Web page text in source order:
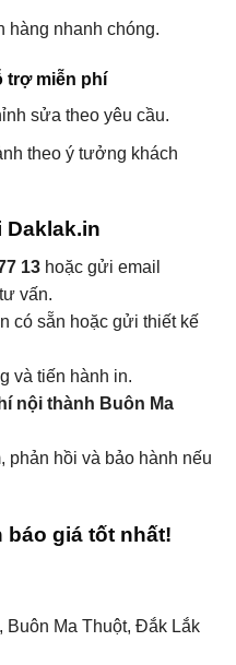
hàng nhanh chóng.
trợ miễn phí
sửa theo yêu cầu.
theo ý tưởng khách
Daklak.in
13 hoặc gửi email
vấn.
có sẵn hoặc gửi thiết kế
và tiến hành in.
nội thành Buôn Ma
phản hồi và bảo hành nếu
báo giá tốt nhất!
Buôn Ma Thuột, Đắk Lắk